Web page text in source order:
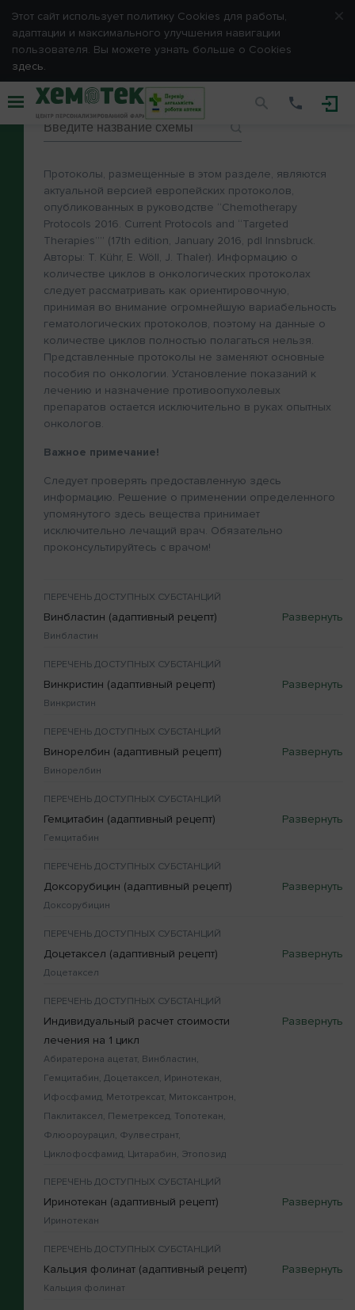
Этот сайт использует политику Сookies для работы,
адаптации и максимального улучшения навигации
пользователя. Вы можете узнать больше о Cookies
здесь.
Схемы химиотерапии
Протоколы, размещенные в этом разделе, являются
актуальной версией европейских протоколов,
опубликованных в руководстве “Chemotherapy
Protocols 2016. Current Protocols and “Targeted
Therapies”” (17th edition, January 2016, pdl Innsbruck.
Авторы: T. Kühr, E. Wöll, J. Thaler). Информацию о
количестве циклов в онкологических протоколах
следует рассматривать как ориентировочную,
принимая во внимание огромнейшую вариабельность
гематологических протоколов, поэтому на данные о
количестве циклов полностью полагаться нельзя.
Представленные протоколы не заменяют основные
пособия по онкологии. Установление показаний к
лечению и назначение противоопухолевых
препаратов остается исключительно в руках опытных
онкологов.
Важное примечание!
Следует проверять предоставленную здесь
информацию. Решение о применении определенного
упомянутого здесь вещества принимает
исключительно лечащий врач. Обязательно
проконсультируйтесь с врачом!
ПЕРЕЧЕНЬ ДОСТУПНЫХ СУБСТАНЦИЙ
Винбластин (адаптивный рецепт)
Винбластин
ПЕРЕЧЕНЬ ДОСТУПНЫХ СУБСТАНЦИЙ
Винкристин (адаптивный рецепт)
Винкристин
ПЕРЕЧЕНЬ ДОСТУПНЫХ СУБСТАНЦИЙ
Винорелбин (адаптивный рецепт)
Винорелбин
ПЕРЕЧЕНЬ ДОСТУПНЫХ СУБСТАНЦИЙ
Гемцитабин (адаптивный рецепт)
Гемцитабин
ПЕРЕЧЕНЬ ДОСТУПНЫХ СУБСТАНЦИЙ
Доксорубицин (адаптивный рецепт)
Доксорубицин
ПЕРЕЧЕНЬ ДОСТУПНЫХ СУБСТАНЦИЙ
Доцетаксел (адаптивный рецепт)
Доцетаксел
ПЕРЕЧЕНЬ ДОСТУПНЫХ СУБСТАНЦИЙ
Индивидуальный расчет стоимости
лечения на 1 цикл
Абиратерона ацетат, Винбластин,
Гемцитабин, Доцетаксел, Иринотекан,
Ифосфамид, Метотрексат, Митоксантрон,
Паклитаксел, Пеметрексед, Топотекан,
Флюороурацил, Фулвестрант,
Циклофосфамид, Цитарабин, Этопозид
ПЕРЕЧЕНЬ ДОСТУПНЫХ СУБСТАНЦИЙ
Иринотекан (адаптивный рецепт)
Иринотекан
ПЕРЕЧЕНЬ ДОСТУПНЫХ СУБСТАНЦИЙ
Кальция фолинат (адаптивный рецепт)
Кальция фолинат
Запомнить меня
ОТМЕНА ВХОД
Напомнить пароль